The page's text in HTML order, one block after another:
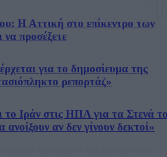
Η Αττική στο επίκεντρο των
προσέξετε
για το δημοσίευμα της
ρεπορτάζ»
το Ιράν στις ΗΠΑ για τα Στενά
αν δεν γίνουν δεκτοί»